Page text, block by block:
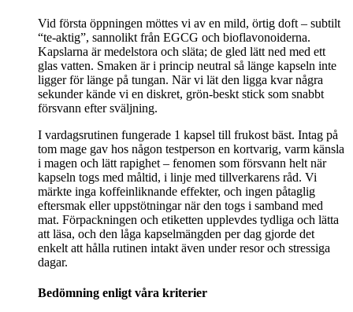
Vid första öppningen möttes vi av en mild, örtig doft – subtilt
“te-aktig”, sannolikt från EGCG och bioflavonoiderna.
Kapslarna är medelstora och släta; de gled lätt ned med ett
glas vatten. Smaken är i princip neutral så länge kapseln inte
ligger för länge på tungan. När vi lät den ligga kvar några
sekunder kände vi en diskret, grön-beskt stick som snabbt
försvann efter sväljning.
I vardagsrutinen fungerade 1 kapsel till frukost bäst. Intag på
tom mage gav hos någon testperson en kortvarig, varm känsla
i magen och lätt rapighet – fenomen som försvann helt när
kapseln togs med måltid, i linje med tillverkarens råd. Vi
märkte inga koffeinliknande effekter, och ingen påtaglig
eftersmak eller uppstötningar när den togs i samband med
mat. Förpackningen och etiketten upplevdes tydliga och lätta
att läsa, och den låga kapselmängden per dag gjorde det
enkelt att hålla rutinen intakt även under resor och stressiga
dagar.
Bedömning enligt våra kriterier